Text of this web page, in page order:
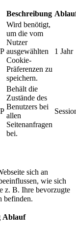
Beschreibung
Wird benötigt,
um die vom
Nutzer
ausgewählten
Cookie-
Präferenzen zu
speichern.
1 Jahr
Behält die
Zustände des
Benutzers bei
allen
Seitenanfragen
bei.
sich an
wie sich
z. B. Ihre bevorzugte
befinden.
Ablauf